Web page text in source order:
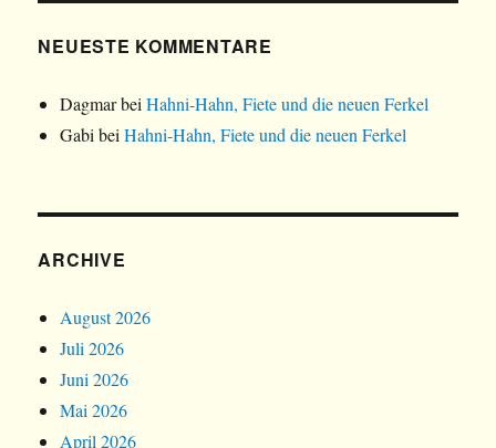
NEUESTE KOMMENTARE
DagmarbeiHahni-Hahn, Fiete und die neuen Ferkel
Gabi beiHahni-Hahn, Fiete und die neuen Ferkel
ARCHIVE
August 2026
Juli 2026
Juni 2026
Mai 2026
April 2026